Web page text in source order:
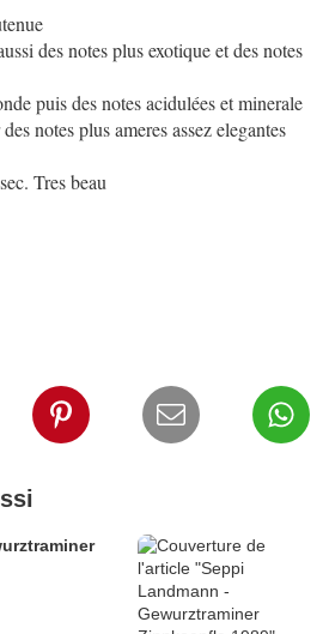
des notes plus exotique et des notes
puis des notes acidulées et minerale
notes plus ameres assez elegantes
Tres beau